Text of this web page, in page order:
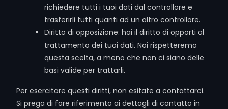
richiedere tutti i tuoi dati dal controllore e
trasferirli tutti quanti ad un altro controllore.
Diritto di opposizione: hai il diritto di opporti al
trattamento dei tuoi dati. Noi rispetteremo
questa scelta, a meno che non ci siano delle
basi valide per trattarli.
Per esercitare questi diritti, non esitate a contattarci.
Si prega di fare riferimento ai dettagli di contatto in